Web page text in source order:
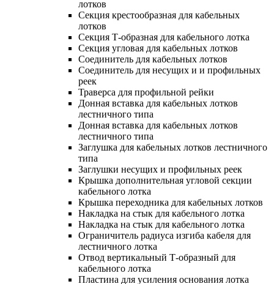
лотков
Секция крестообразная для кабельных
лотков
Секция Т-образная для кабельного лотка
Секция угловая для кабельных лотков
Соединитель для кабельных лотков
Соединитель для несущих и и профильных
реек
Траверса для профильной рейки
Донная вставка для кабельных лотков
лестничного типа
Донная вставка для кабельных лотков
лестничного типа
Заглушка для кабельных лотков лестничного
типа
Заглушки несущих и профильных реек
Крышка дополнительная угловой секции
кабельного лотка
Крышка переходника для кабельных лотков
Накладка на стык для кабельного лотка
Накладка на стык для кабельного лотка
Ограничитель радиуса изгиба кабеля для
лестничного лотка
Отвод вертикальный Т-образный для
кабельного лотка
Пластина для усиления основания лотка